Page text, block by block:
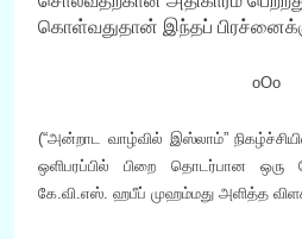
கொள்வதுதான் இந்தப்
oOo
(“அன்றாட வாழ்வில் இஸ்லாம்”
ஒளிபரப்பில் பிறை தொடர்பான ஒரு
கே.வி.எஸ். ஹபீப் முஹம்மது அளித்த